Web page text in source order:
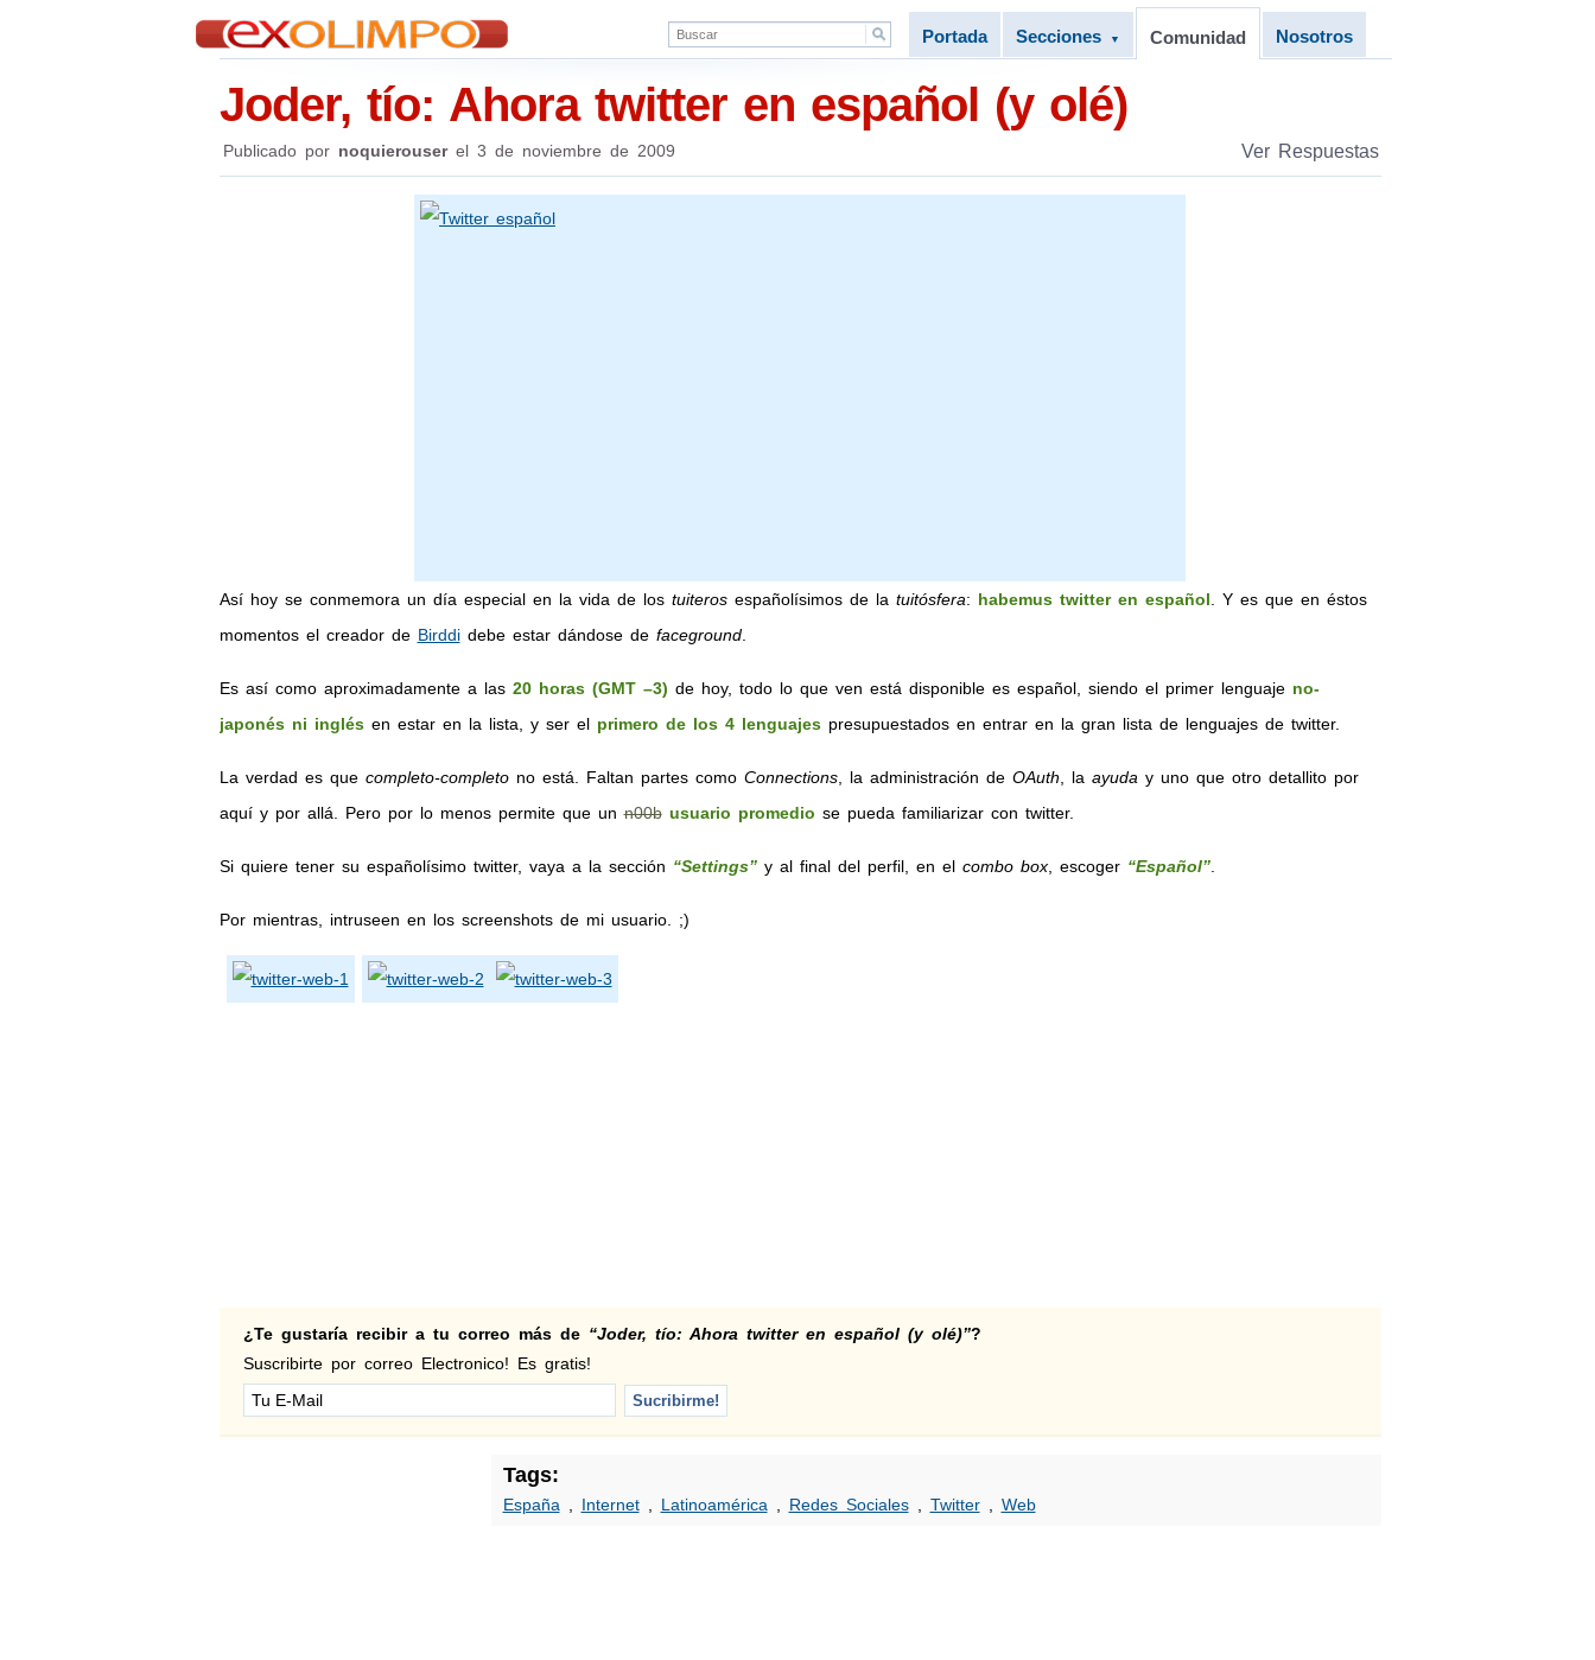
Portada Secciones ▼ Comunidad Nosotros
Joder, tío: Ahora twitter en español (y olé)
Publicado por noquierouserel 3 de noviembre de 2009 Ver Respuestas
Así hoy se conmemora un día especial en la vida de los tuiterosespañolísimos de la tuitósfera: habemus twitter en español . Y es que en éstos
momentos el creador de Birddidebe estar dándose de faceground.
Es así como aproximadamente a las 20 horas (GMT –3) de hoy, todo lo que ven está disponible es español, siendo el primer lenguaje no-
japonés ni inglésen estar en la lista, y ser el primero de los 4 lenguajespresupuestados en entrar en la gran lista de lenguajes de twitter.
La verdad es que completo-completono está. Faltan partes como Connections, la administración de OAuth , la ayuda y uno que otro detallito por
aquí y por allá. Pero por lo menos permite que unn00b usuario promedio se pueda familiarizar con twitter.
Si quiere tener su españolísimo twitter, vaya a la sección “Settings”y al final del perfil, en el combo box, escoger “Español”.
Por mientras, intruseen en los screenshots de mi usuario. ;)
¿Te gustaría recibir a tu correo más de “Joder, tío: Ahora twitter en español (y olé)”?
Suscribirte por correo Electronico! Es gratis!
Tags:
España Internet, Latinoamérica Redes Sociales, Twitter, Web